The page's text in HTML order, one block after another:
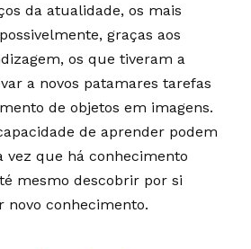
da atualidade, os mais
graças aos
os que tiveram a
a novos patamares tarefas
de objetos em imagens.
de aprender podem
vez que há conhecimento
mesmo descobrir por si
novo conhecimento.